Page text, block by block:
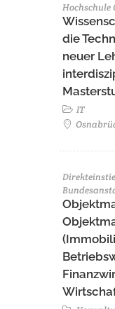
Hochschule
die
neuer
IT